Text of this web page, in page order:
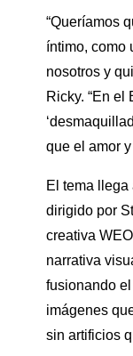
“Queríamos
íntimo, como
nosotros y
Ricky. “En el
que el amor
El tema
dirigido por
creativa
narrativa
fusionando
imágenes
sin artificios